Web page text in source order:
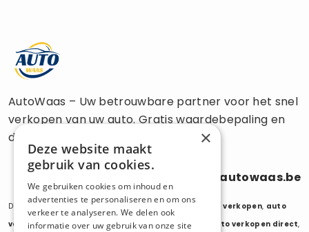
AutoWaas – Uw betrouwbare partner voor het snel
verkopen van uw auto. Gratis waardebepaling en
directe uitbetaling.
info@autowaas.be
Diensten: auto verkopen auto export verkopen, auto
verkopen export,auto verkopen zonder keuring auto verkopen direct,
×
Deze website maakt
gebruik van cookies.
We gebruiken cookies om inhoud en
advertenties te personaliseren en om ons
verkeer te analyseren. We delen ook
informatie over uw gebruik van onze site